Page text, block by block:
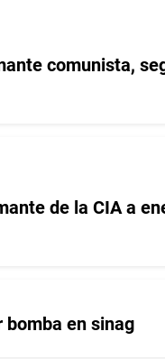
comunista,
de la CIA a
bomba en sinag